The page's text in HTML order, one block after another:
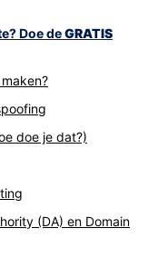
Doe deGRATIS
doe je dat?)
(DA) en Domain